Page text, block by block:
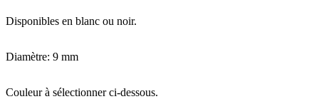
Disponibles en blanc ou noir.
Diamètre: 9 mm
Couleur à sélectionner ci-dessous.